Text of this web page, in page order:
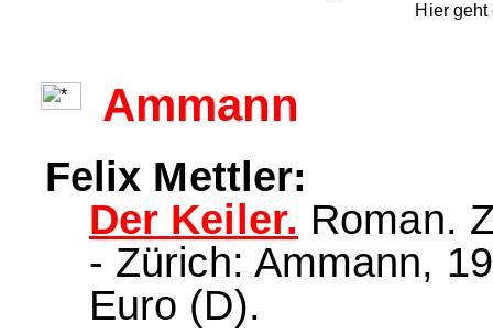
Hier
Ammann
Felix Mettler:
Der Keiler. Roman.
- Zürich: Ammann,
Euro (D).